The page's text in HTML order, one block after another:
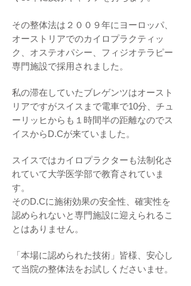
その整体法は２００９年にヨーロッパ、
オーストリアでのカイロプラクティッ
ク、オステオパシー、フィジオテラピー
専門施設で採用されました。
私の滞在していたブレゲンツはオースト
リアですがスイスまで電車で10分、チュ
ーリッヒからも１時間半の距離なのでス
イスからD.Cが来ていました。
スイスではカイロプラクターも法制化さ
れていて大学医学部で教育されていま
す。
そのD.Cに施術効果の安全性、確実性を
認められないと専門施設に迎えられるこ
とはありません。
「本場に認められた技術」皆様、安心し
て当院の整体法をお試しくださいませ。